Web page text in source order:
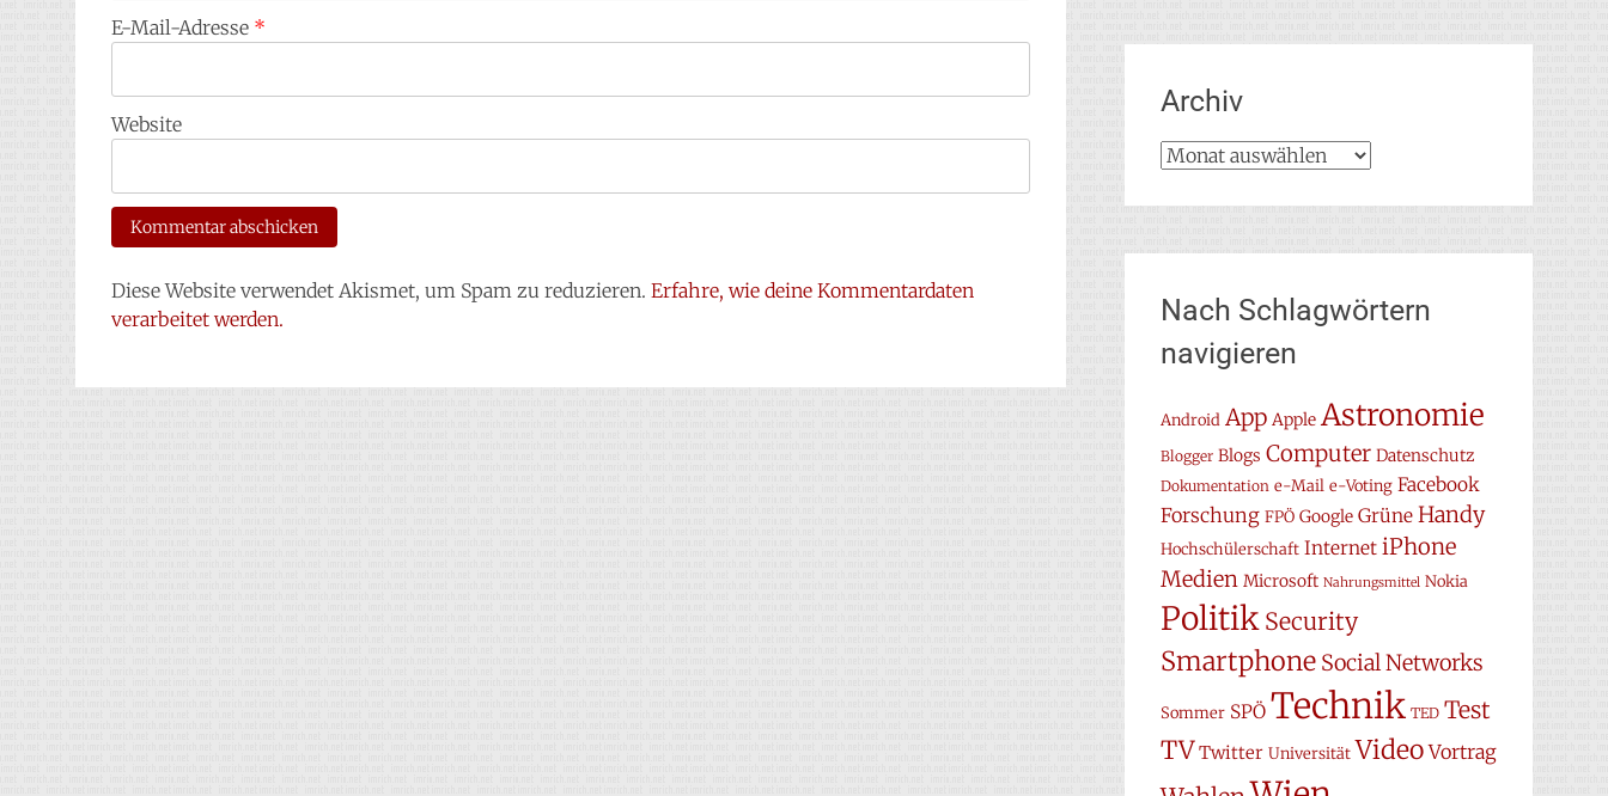
E-Mail-Adresse *
Website
Diese Website verwendet Akismet, um Spam zu reduzieren. Erfahre, wie deine Kommentardaten
verarbeitet werden.
Archiv
Archiv
Nach Schlagwörtern
navigieren
Android App Apple Astronomie
Blogger Blogs Computer Datenschutz
Dokumentation e-Mail e-Voting Facebook
Forschung FPÖ Google Grüne Handy
Hochschülerschaft Internet iPhone
Medien Microsoft Nahrungsmittel Nokia
Politik Security
Smartphone Social Networks
Sommer SPÖ Technik TED Test
TV Twitter Universität Video Vortrag